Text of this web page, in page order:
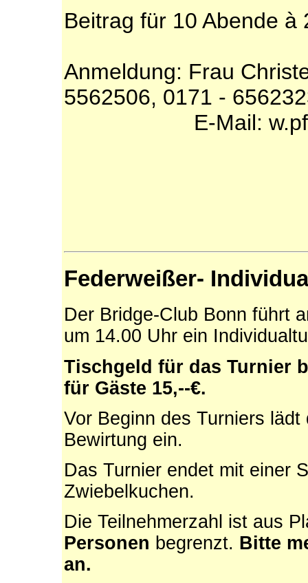
Beitrag für 10 Abende
Anmeldung: Frau
5562506, 0171 -
E-Mail:
Federweißer-
Der Bridge-Club Bonn führt
um 14.00 Uhr ein
Tischgeld für das Turnier
für Gäste 15,--€.
Vor Beginn des Turniers
Bewirtung ein.
Das Turnier endet mit einer
Zwiebelkuchen.
Die Teilnehmerzahl ist aus
Personen begrenzt. Bitte
an.